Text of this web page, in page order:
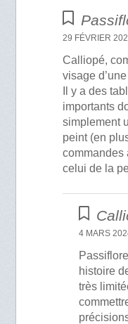
29 FÉVRIER
Calliopé,
visage
Il y a des
importants
simplement
peint (en
commandes
celui de la
4 MARS
histoire
très